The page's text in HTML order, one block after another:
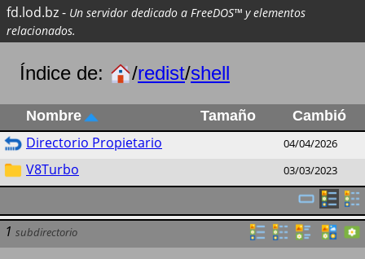
fd.lod.bz- Un servidor dedicado a FreeDOS™ y elementos
relacionados.
Índice de: /redist/shell
Nombre Tamaño Cambió
Directorio Propietario 04/04/2026
V8Turbo 03/03/2023
1 subdirectorio